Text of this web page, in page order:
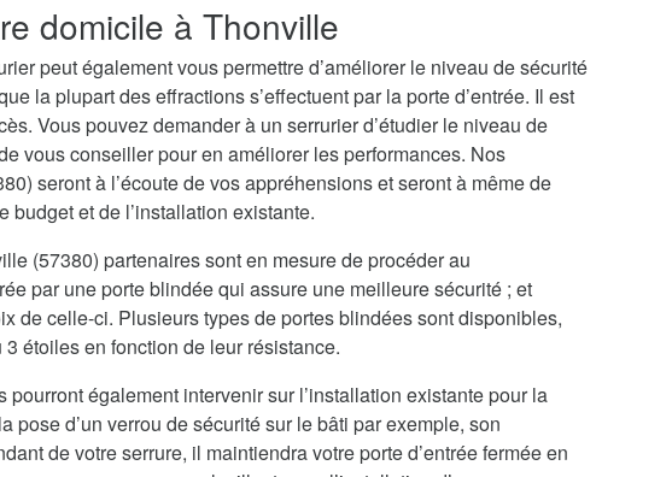
domicile à Thonville
peut également vous permettre d’améliorer le niveau de sécurité
la plupart des effractions s’effectuent par la porte d’entrée. Il est
Vous pouvez demander à un serrurier d’étudier le niveau de
vous conseiller pour en améliorer les performances. Nos
seront à l’écoute de vos appréhensions et seront à même de
et de l’installation existante.
(57380) partenaires sont en mesure de procéder au
par une porte blindée qui assure une meilleure sécurité ; et
de celle-ci. Plusieurs types de portes blindées sont disponibles,
étoiles en fonction de leur résistance.
également intervenir sur l’installation existante pour la
pose d’un verrou de sécurité sur le bâti par exemple, son
de votre serrure, il maintiendra votre porte d’entrée fermée en